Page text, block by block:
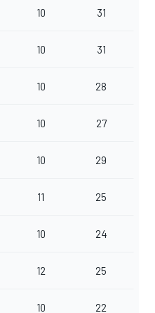
10 31
10 31
10 28
10 27
10 29
11 25
10 24
12 25
10 22